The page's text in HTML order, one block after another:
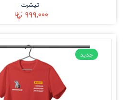
تیشرت
۹۹۹,۰۰۰
جدید